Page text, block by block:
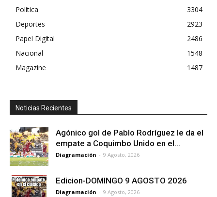
Política
3304
Deportes
2923
Papel Digital
2486
Nacional
1548
Magazine
1487
Noticias Recientes
Agónico gol de Pablo Rodríguez le da el
empate a Coquimbo Unido en el...
Diagramación - 9 Agosto, 2026
Edicion-DOMINGO 9 AGOSTO 2026
Diagramación - 9 Agosto, 2026